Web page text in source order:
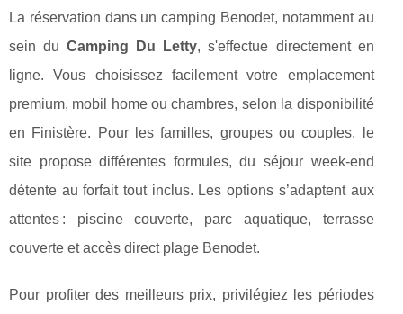
La réservation dans un camping Benodet, notamment au
sein duCamping Du Letty, s'effectue directement en
ligne. Vous choisissez facilement votre emplacement
premium, mobil home ou chambres, selon la disponibilité
en Finistère. Pour les familles, groupes ou couples, le
site propose différentes formules, du séjour week-end
détente au forfait tout inclus. Les options s’adaptent aux
attentes : piscine couverte, parc aquatique, terrasse
couverte et accès direct plage Benodet.
Pour profiter des meilleurs prix, privilégiez les périodes